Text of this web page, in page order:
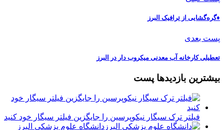
♦️گره‌گشایی از ترافیک البرز
پست بعدی
تعطیلی کارخانه آب معدنی میکروب دار در البرز
بیشترین بازدیدها پست
فیلتر ترک سیگار نیکوپرسین را جایگزین فیلتر سیگار خود کنید
دانشگاه علوم پزشکی البرز